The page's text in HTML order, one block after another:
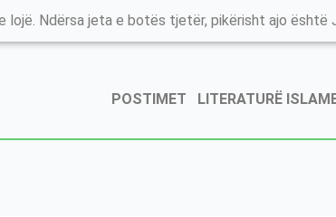
Ndërsa jeta e botës tjetër, pikërisht ajo është
POSTIMET LITERATURË